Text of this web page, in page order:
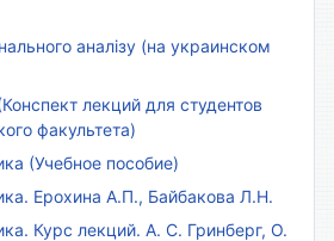
аналізу (на украинском
лекций для студентов
факультета)
(Учебное пособие)
Ерохина А.П., Байбакова Л.Н.
Курс лекций. А. С. Гринберг, О.